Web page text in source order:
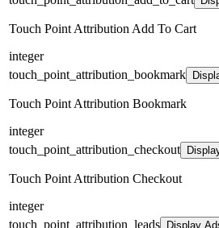
Touch Point Attribution Add To Cart
integer
touch_point_attribution_bookmark
Touch Point Attribution Bookmark
integer
touch_point_attribution_checkout
Touch Point Attribution Checkout
integer
touch_point_attribution_leads
Display